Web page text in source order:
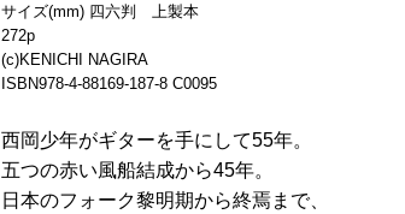
サイズ(mm) 四六判 上製本
272p
(c)KENICHI NAGIRA
ISBN978-4-88169-187-8 C0095
西岡少年がギターを手にして55年。
五つの赤い風船結成から45年。
日本のフォーク黎明期から終焉まで、